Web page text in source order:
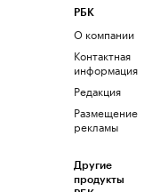
РБК
О компании
Контактная
информация
Редакция
Размещение
рекламы
Другие
продукты